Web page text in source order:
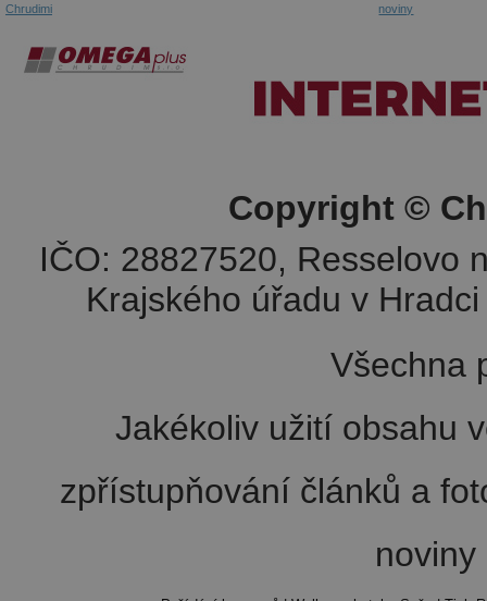
Chrudimi
noviny
Copyright ©
IČO: 28827520, Resselovo
Krajského úřadu v
Všechna
Jakékoliv užití obsahu
zpřístupňování článků a